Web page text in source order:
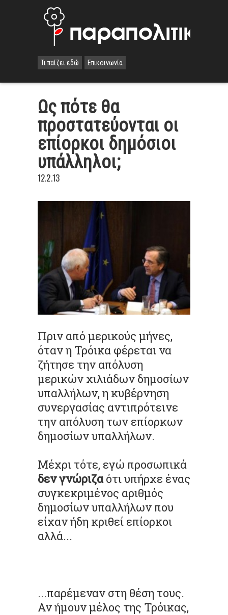
Τι παίζει εδώ Επικοινωνία
Ως πότε θα
προστατεύονται οι
επίορκοι δημόσιοι
υπάλληλοι;
12.2.13
Πριν από μερικούς μήνες,
όταν η Τρόικα φέρεται να
ζήτησε την απόλυση
μερικών χιλιάδων δημοσίων
υπαλλήλων, η κυβέρνηση
συνεργασίας αντιπρότεινε
την απόλυση των επίορκων
δημοσίων υπαλλήλων.
Μέχρι τότε, εγώ προσωπικά
δεν γνώριζαότι υπήρχε ένας
συγκεκριμένος αριθμός
δημοσίων υπαλλήλων που
είχαν ήδη κριθεί επίορκοι
αλλά...
...παρέμεναν στη θέση τους.
Αν ήμουν μέλος της Τρόικας,